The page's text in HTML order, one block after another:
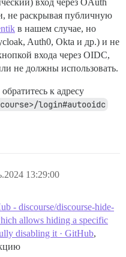
вход через OAuth
не раскрывая публичную
в нашем случае, но
Auth0, Okta и др.) и не
входа через OIDC,
не должны использовать.
к адресу
login#autooidc
13:29:00
- discourse/discourse-hide-
allows hiding a specific
disabling it · GitHub,